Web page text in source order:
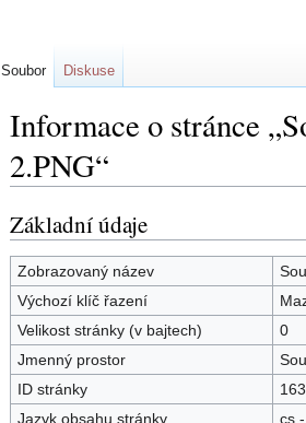
Informace o stránce
2.PNG“
Skočit
na
navigaci
Skočit
na
vyhledávání
Základní údaje
Zobrazovaný název
Výchozí klíč řazení
Velikost stránky (v bajtech)
0
Jmenný prostor
ID stránky
Jazyk obsahu stránky
cs
Soubor Diskuse